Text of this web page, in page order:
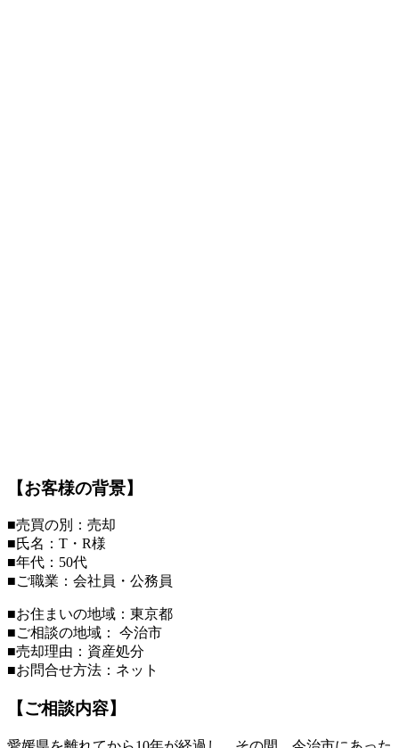
【お客様の背景】
■売買の別：売却
■氏名：T・R様
■年代：50代
■ご職業：会社員・公務員
■お住まいの地域：東京都
■ご相談の地域： 今治市
■売却理由：資産処分
■お問合せ方法：ネット
【ご相談内容】